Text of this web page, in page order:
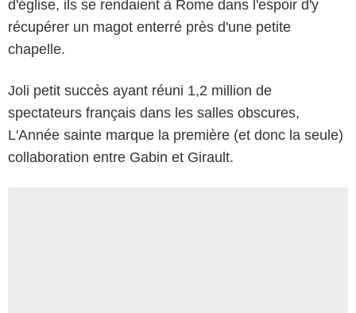
d'église, ils se rendaient à Rome dans l'espoir d'y
récupérer un magot enterré près d'une petite
chapelle.
Joli petit succès ayant réuni 1,2 million de
spectateurs français dans les salles obscures,
L'Année sainte marque la première (et donc la seule)
collaboration entre Gabin et Girault.